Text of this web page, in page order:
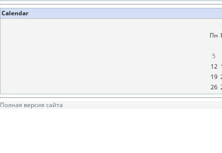
Calendar
Пн
5
12
19
26
Полная версия сайта